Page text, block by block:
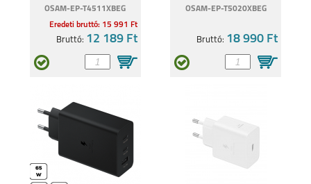
OSAM-EP-T4511XBEG
Eredeti bruttó: 15 991 Ft
Bruttó: 12 189 Ft
OSAM-EP-T5020XBEG
Bruttó: 18 990 Ft